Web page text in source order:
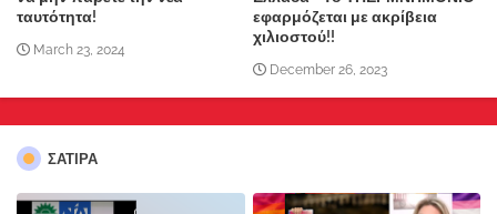
ταυτότητα!
March 23, 2024
εφαρμόζεται με ακρίβεια
χιλιοστού!!
December 26, 2023
ΣΑΤΙΡΑ